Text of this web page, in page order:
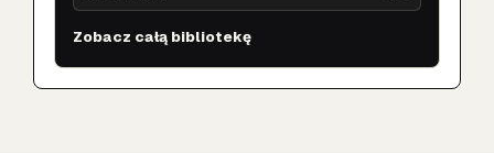
Zobacz całą bibliotekę